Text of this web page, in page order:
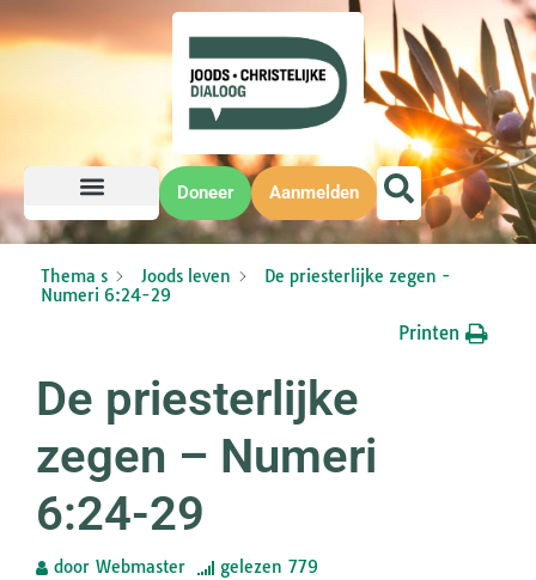
Doneer Aanmelden
Thema s Joods leven
De priesterlijke zegen -
Numeri 6:24-29
Printen
De priesterlijke
zegen – Numeri
6:24-29
door Webmaster gelezen 779